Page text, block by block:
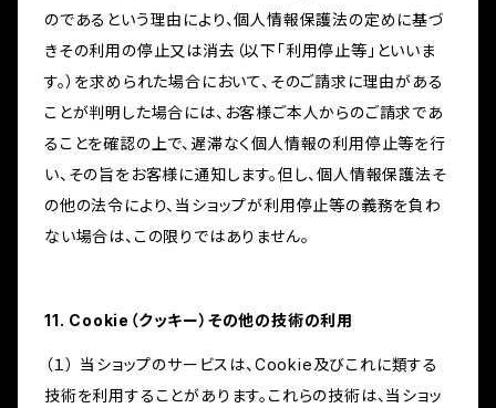
のであるという理由により、個人情報保護法の定めに基づ
きその利用の停止又は消去（以下「利用停止等」といいま
す。）を求められた場合において、そのご請求に理由がある
ことが判明した場合には、お客様ご本人からのご請求であ
ることを確認の上で、遅滞なく個人情報の利用停止等を行
い、その旨をお客様に通知します。但し、個人情報保護法そ
の他の法令により、当ショップが利用停止等の義務を負わ
ない場合は、この限りではありません。
11. Cookie（クッキー）その他の技術の利用
（１） 当ショップのサービスは、Cookie及びこれに類する
技術を利用することがあります。これらの技術は、当ショッ